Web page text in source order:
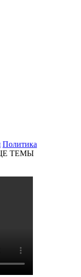
Политика
ТЕМЫ